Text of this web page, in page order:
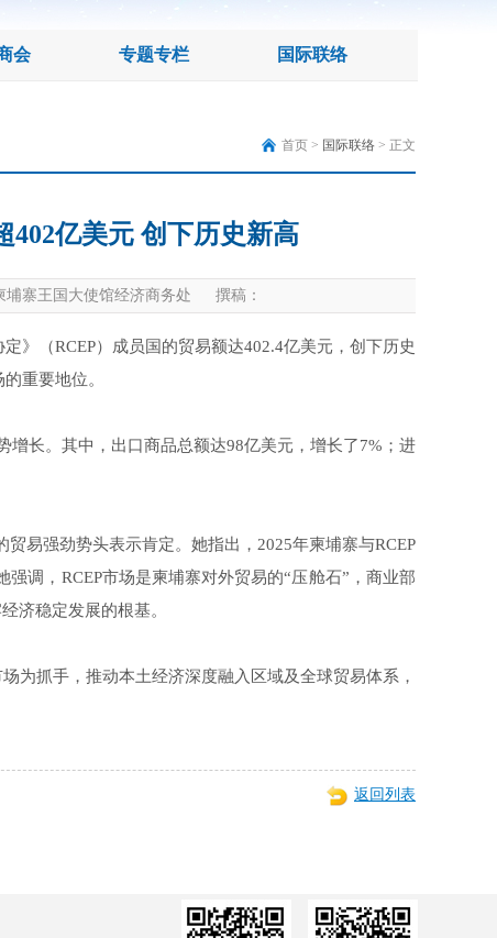
会 专题专栏 国际联络
首页 > 国际联络 > 正文
402亿美元 创下历史新高
寨王国大使馆经济商务处 撰稿：
》（RCEP）成员国的贸易额达402.4亿美元，创下历史
重要地位。
增长。其中，出口商品总额达98亿美元，增长了7%；进
易强劲势头表示肯定。她指出，2025年柬埔寨与RCEP
调，RCEP市场是柬埔寨对外贸易的“压舱石”，商业部
济稳定发展的根基。
为抓手，推动本土经济深度融入区域及全球贸易体系，
返回列表